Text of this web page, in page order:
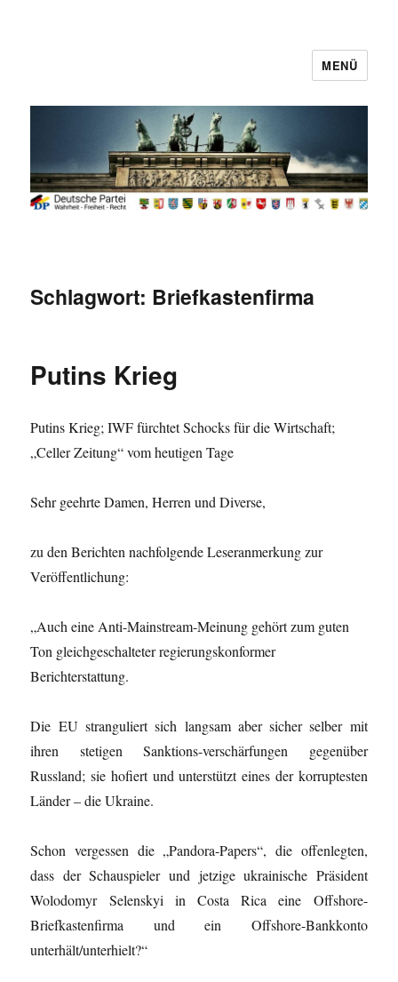
MENÜ
Schlagwort: Briefkastenfirma
Putins Krieg
Putins Krieg; IWF fürchtet Schocks für die Wirtschaft;
„Celler Zeitung“ vom heutigen Tage
Sehr geehrte Damen, Herren und Diverse,
zu den Berichten nachfolgende Leseranmerkung zur
Veröffentlichung:
„Auch eine Anti-Mainstream-Meinung gehört zum guten
Ton gleichgeschalteter regierungskonformer
Berichterstattung.
Die EU stranguliert sich langsam aber sicher selber mit
ihren stetigen Sanktions-verschärfungen gegenüber
Russland; sie hofiert und unterstützt eines der korruptesten
Länder – die Ukraine.
Schon vergessen die „Pandora-Papers“, die offenlegten,
dass der Schauspieler und jetzige ukrainische Präsident
Wolodomyr Selenskyi in Costa Rica eine Offshore-
Briefkastenfirma und ein Offshore-Bankkonto
unterhält/unterhielt?“